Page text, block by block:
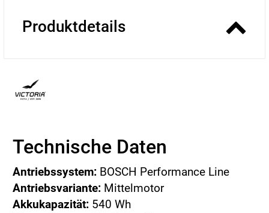
Produktdetails
Technische Daten
Antriebssystem: BOSCH Performance Line
Antriebsvariante: Mittelmotor
Akkukapazität: 540 Wh